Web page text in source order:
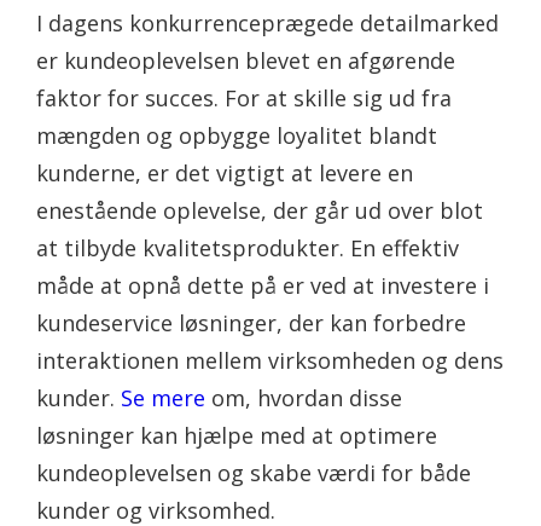
I dagens konkurrenceprægede detailmarked
er kundeoplevelsen blevet en afgørende
faktor for succes. For at skille sig ud fra
mængden og opbygge loyalitet blandt
kunderne, er det vigtigt at levere en
enestående oplevelse, der går ud over blot
at tilbyde kvalitetsprodukter. En effektiv
måde at opnå dette på er ved at investere i
kundeservice løsninger, der kan forbedre
interaktionen mellem virksomheden og dens
kunder. Se mere om, hvordan disse
løsninger kan hjælpe med at optimere
kundeoplevelsen og skabe værdi for både
kunder og virksomhed.